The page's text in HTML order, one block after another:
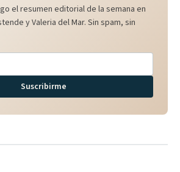
el resumen editorial de la semana en
y Valeria del Mar. Sin spam, sin
Suscribirme